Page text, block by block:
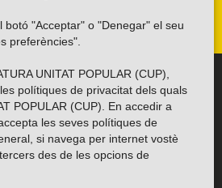
"Acceptar" o "Denegar" el seu
preferències".
UNITAT POPULAR (CUP),
polítiques de privacitat dels quals
POPULAR (CUP). En accedir a
les seves polítiques de
si navega per internet vostè
des de les opcions de
xarxes socials